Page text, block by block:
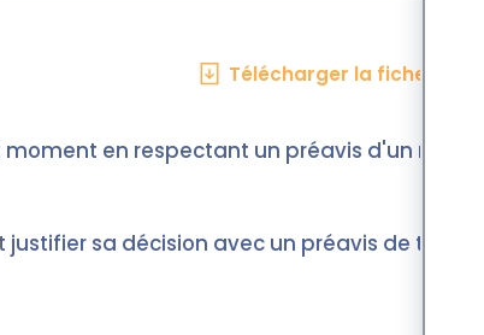
en respectant un préavis d'un mois.
sa décision avec un préavis de trois
Télécharger la fiche en PDF